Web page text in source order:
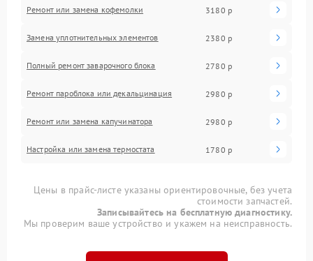
Ремонт или замена кофемолки 3180 р
Замена уплотнительных элементов 2380 р
Полный ремонт заварочного блока 2780 р
Ремонт пароблока или декальцинация 2980 р
Ремонт или замена капучинатора 2980 р
Настройка или замена термостата 1780 р
Цены в прайс-листе указаны ориентировочные, без учета
стоимости запчастей.
Записывайтесь на бесплатную диагностику.
Мы проверим ваше устройство и укажем на неисправность.